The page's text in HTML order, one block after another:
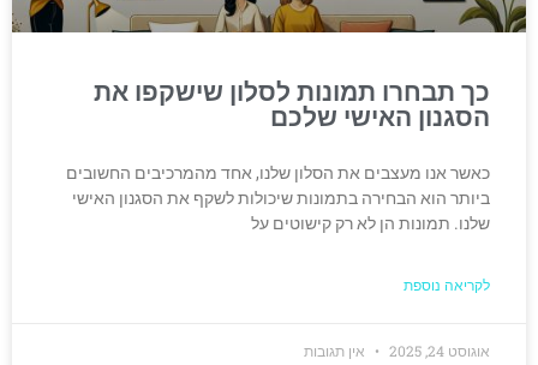
כך תבחרו תמונות לסלון שישקפו את
הסגנון האישי שלכם
כאשר אנו מעצבים את הסלון שלנו, אחד מהמרכיבים החשובים
ביותר הוא הבחירה בתמונות שיכולות לשקף את הסגנון האישי
שלנו. תמונות הן לא רק קישוטים על
לקריאה נוספת
אוגוסט 24, 2025 אין תגובות